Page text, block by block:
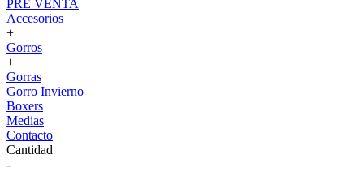
PRE VENTA
Accesorios
+
Gorros
+
Gorras
Gorro Invierno
Boxers
Medias
Contacto
Cantidad
-